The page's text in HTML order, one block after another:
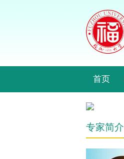
首页
专家简介